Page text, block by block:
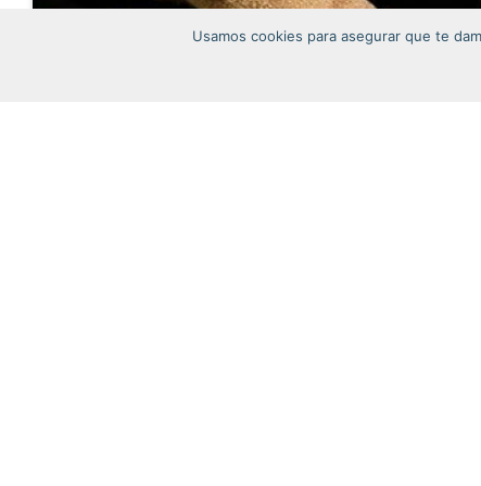
Usamos cookies para asegurar que te